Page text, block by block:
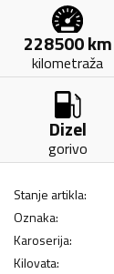
228500km
kilometraža
Dizel
gorivo
Stanje artikla:
Oznaka:
Karoserija:
Kilovata: